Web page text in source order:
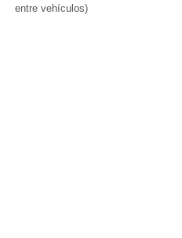
entre vehículos)